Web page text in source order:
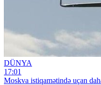
DÜNYA
17:01
Moskva istiqamətində uçan